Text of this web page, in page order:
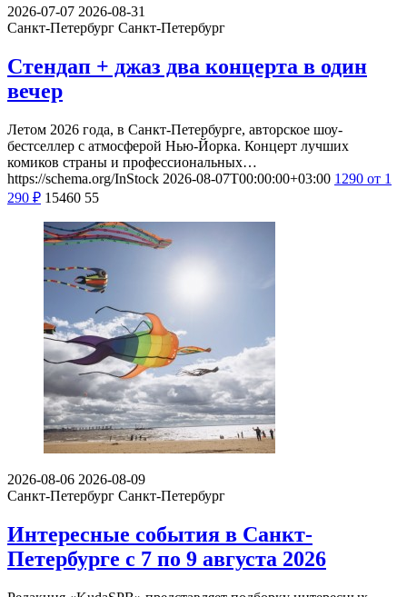
2026-07-07 2026-08-31
Санкт-Петербург Санкт-Петербург
Стендап + джаз два концерта в один
вечер
Летом 2026 года, в Санкт-Петербурге, авторское шоу-
бестселлер с атмосферой Нью-Йорка. Концерт лучших
комиков страны и профессиональных…
https://schema.org/InStock 2026-08-07T00:00:00+03:00 1290 от 1
290 ₽ 15460 55
2026-08-06 2026-08-09
Санкт-Петербург Санкт-Петербург
Интересные события в Санкт-
Петербурге с 7 по 9 августа 2026